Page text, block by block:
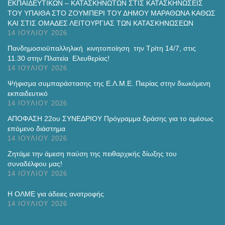
ΕΚΠΑΙΔΕΥΤΙΚΩΝ – ΚΑΤΑΣΚΗΝΩΤΩΝ ΣΤΙΣ ΚΑΤΑΣΚΗΝΩΣΕΙΣ
ΤΟΥ ΥΠΑΙΘΑ ΣΤΟ ΖΟΥΜΠΕΡΙ ΤΟΥ ΔΗΜΟΥ ΜΑΡΑΘΩΝΑ ΚΑΘΩΣ
ΚΑΙ ΣΤΙΣ ΟΜΑΔΕΣ ΛΕΙΤΟΥΡΓΙΑΣ ΤΩΝ ΚΑΤΑΣΚΗΝΩΣΕΩΝ
14 ΙΟΥΛΊΟΥ 2026
Πανδημοσιοϋπαλληλική κινητοποίηση την Τρίτη 14/7, στις
11.30 στην Πλατεία Ελευθερίας!
14 ΙΟΥΛΊΟΥ 2026
Ψήφισμα συμπαράστασης της Ε.Λ.Μ.Ε. Πιερίας στην διωκόμενη
εκπαιδευτικό
14 ΙΟΥΛΊΟΥ 2026
ΑΠΟΦΑΣΗ 22ου ΣΥΝΕΔΡΙΟΥ Πρόγραμμα δράσης για το αμέσως
επόμενο διάστημα
14 ΙΟΥΛΊΟΥ 2026
Ζητάμε την άμεση παύση της πειθαρχικής δίωξης του
συναδέλφου μας!
14 ΙΟΥΛΊΟΥ 2026
H ΟΛΜΕ για άδειες ανατροφής
14 ΙΟΥΛΊΟΥ 2026